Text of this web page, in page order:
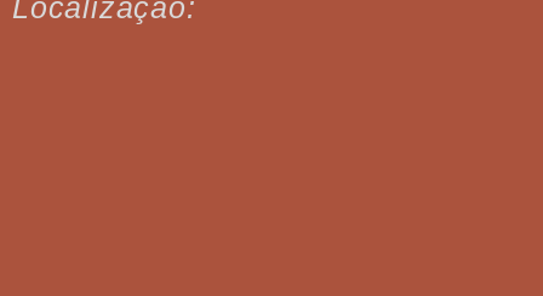
Localização: